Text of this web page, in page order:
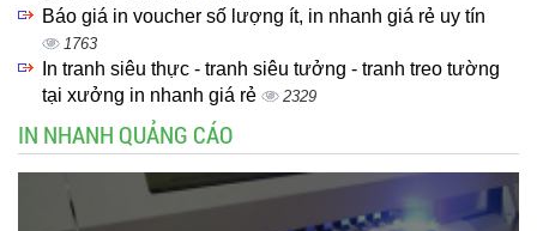
Báo giá in voucher số lượng ít, in nhanh giá rẻ uy tín
1763
In tranh siêu thực - tranh siêu tưởng - tranh treo tường
tại xưởng in nhanh giá rẻ
2329
IN NHANH QUẢNG CÁO